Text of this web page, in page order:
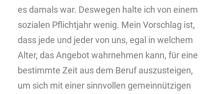
es damals war. Deswegen halte ich von einem
sozialen Pflichtjahr wenig. Mein Vorschlag ist,
dass jede und jeder von uns, egal in welchem
Alter, das Angebot wahrnehmen kann, für eine
bestimmte Zeit aus dem Beruf auszusteigen,
um sich mit einer sinnvollen gemeinnützigen